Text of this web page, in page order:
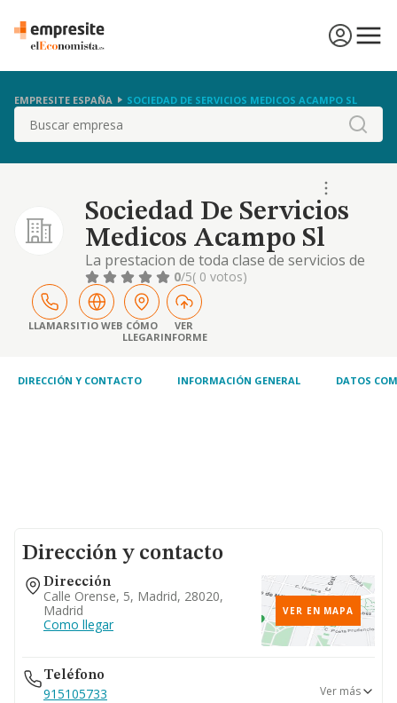
EMPRESITE ESPAÑA SOCIEDAD DE SERVICIOS MEDICOS ACAMPO SL
Buscar
Sociedad De Servicios
Medicos Acampo Sl
La prestacion de toda clase de servicios de
asistencia medica y sanitaria.
0/5( 0 votos)
LLAMARSITIO WEB CÓMO
LLEGAR
VER
INFORME
DIRECCIÓN Y CONTACTO INFORMACIÓN GENERAL DATOS
Dirección y contacto
Dirección
Calle Orense, 5, Madrid, 28020,
Madrid
Como llegar
VER EN MAPA
Teléfono
915105733 Ver más